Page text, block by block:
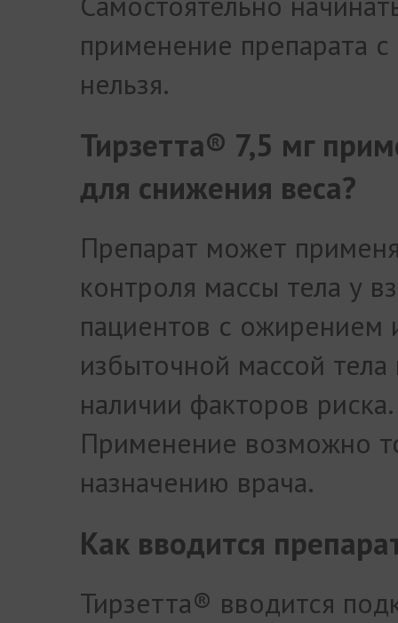
применение препарата с
нельзя.
Тирзетта® 7,5 мг
для снижения веса?
Препарат может
контроля массы тела у
пациентов с ожирением
избыточной массой тела
наличии факторов риска.
Применение возможно
назначению врача.
Как вводится
Тирзетта® вводится